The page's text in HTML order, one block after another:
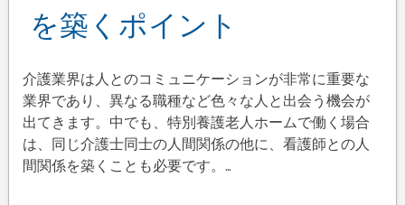
を築くポイント
介護業界は人とのコミュニケーションが非常に重要な
業界であり、異なる職種など色々な人と出会う機会が
出てきます。中でも、特別養護老人ホームで働く場合
は、同じ介護士同士の人間関係の他に、看護師との人
間関係を築くことも必要です。…